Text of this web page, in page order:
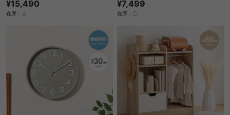
¥15,490
在庫：△
¥7,499
在庫：〇